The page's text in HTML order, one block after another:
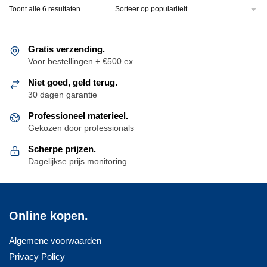
Toont alle 6 resultaten Gesorteerd
Gratis verzending.
Voor bestellingen + €500 ex.
Niet goed, geld terug.
30 dagen garantie
Professioneel materieel.
Gekozen door professionals
Scherpe prijzen.
Dagelijkse prijs monitoring
Online kopen.
Algemene voorwaarden
Privacy Policy